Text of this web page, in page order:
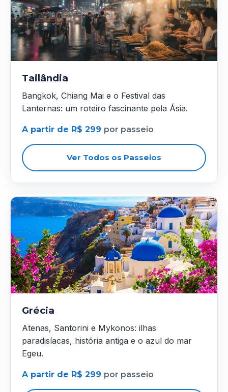
Tailândia
Bangkok, Chiang Mai e o Festival das
Lanternas: um roteiro fascinante pela Ásia.
A partir de R$ 299 por passeio
Ver Todos os Passeios
Grécia
Atenas, Santorini e Mykonos: ilhas
paradisíacas, história antiga e o azul do mar
Egeu.
A partir de R$ 299 por passeio